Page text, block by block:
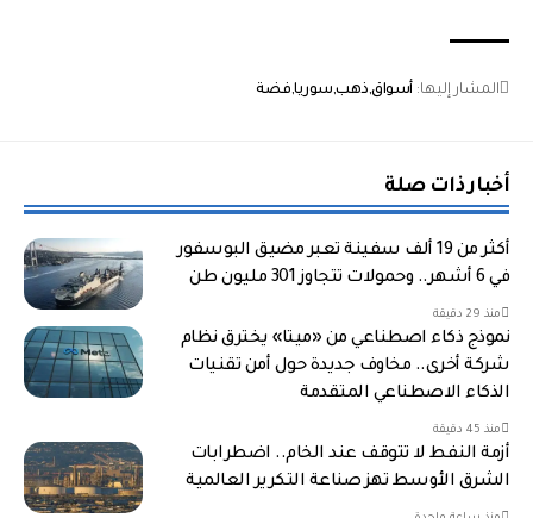
المشار إليها: أسواق ذهب سوريا فضة
أخبار ذات صلة
أكثر من 19 ألف سفينة تعبر مضيق البوسفور
في 6 أشهر.. وحمولات تتجاوز 301 مليون طن
منذ 29 دقيقة
نموذج ذكاء اصطناعي من «ميتا» يخترق نظام
شركة أخرى.. مخاوف جديدة حول أمن تقنيات
الذكاء الاصطناعي المتقدمة
منذ 45 دقيقة
أزمة النفط لا تتوقف عند الخام.. اضطرابات
الشرق الأوسط تهز صناعة التكرير العالمية